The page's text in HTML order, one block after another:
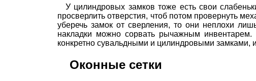
У цилиндровых замков тоже есть свои
просверлить отверстия, чтоб потом провернуть
уберечь замок от сверления, то они неплохи
накладки можно сорвать рычажным
конкретно сувальдными и цилиндровыми замками,
Оконные сетки